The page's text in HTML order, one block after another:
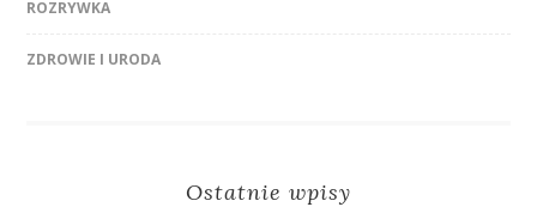
ROZRYWKA
ZDROWIE I URODA
Ostatnie wpisy